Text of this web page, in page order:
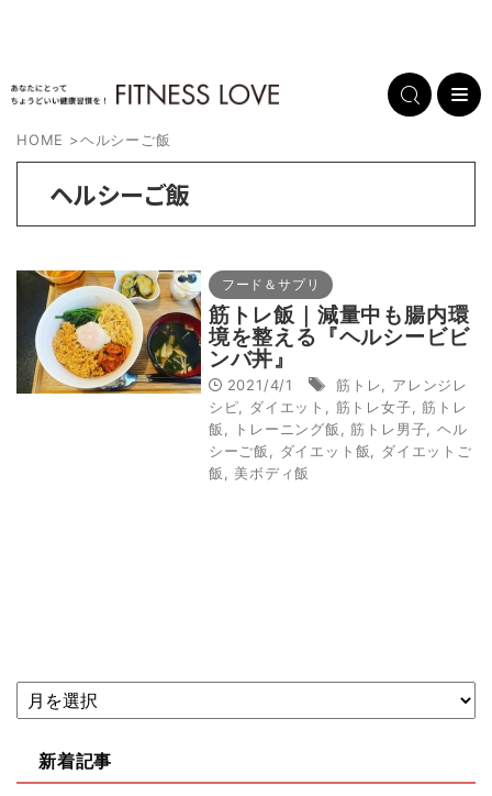
HOME >ヘルシーご飯
ヘルシーご飯
フード＆サプリ
筋トレ飯｜減量中も腸内環
境を整える『ヘルシービビ
ンバ丼』
2021/4/1 筋トレ
アレンジレ
シピ
ダイエット 筋トレ女子 ,筋トレ
飯
トレーニング飯 ,筋トレ男子
ヘル
シーご飯
ダイエット飯
ダイエットご
飯
美ボディ飯
新着記事